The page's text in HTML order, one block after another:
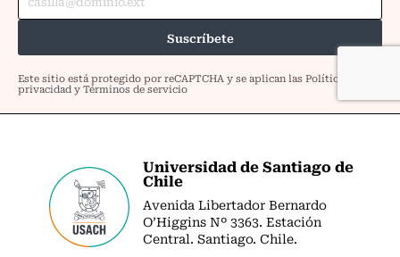
Universidad de Santiago de
Chile
Avenida Libertador Bernardo
O’Higgins Nº 3363. Estación
Central. Santiago. Chile.